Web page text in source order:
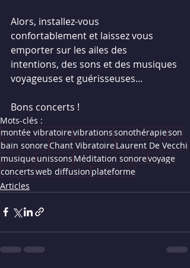
Alors, installez-vous
confortablement et laissez vous
emporter sur les ailes des
intentions, des sons et des musiques
voyageuses et guérisseuses...
Bons concerts !
Mots-clés :
montée vibratoirevibrationssonothérapieson
bain sonoreChant VibratoireLaurent De Vecchi
musiqueunissons Méditation sonorevoyage
concertsweb diffusion plateforme
Articles